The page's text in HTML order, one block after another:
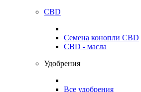
CBD
Семена конопли CBD
CBD - масла
Удобрения
Все удобрения